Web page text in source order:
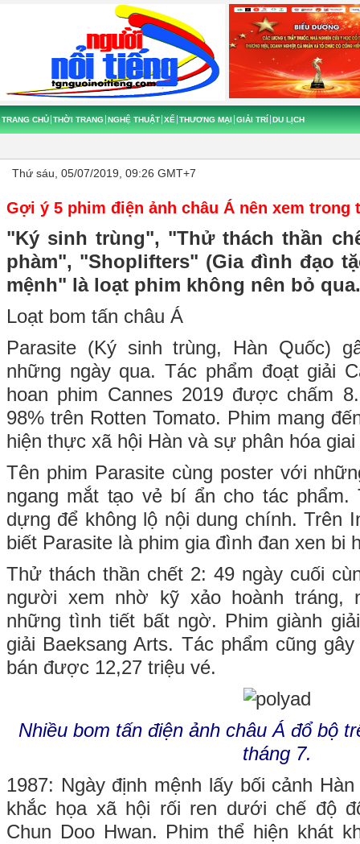
TRANG CHỦ THỜI TRANG NGHỆ THUẬT XẾ THƯƠNG MẠI GIẢI TRÍ DU LỊCH
Thứ sáu, 05/07/2019, 09:26 GMT+7
Gợi ý 5 phim điện ảnh châu Á nên xem trong
"Ký sinh trùng", "Thử thách thần
phàm", "Shoplifters" (Gia đình đạo
mệnh" là loạt phim không nên bỏ qua.
Loạt bom tấn châu Á
Parasite (Ký sinh trùng, Hàn Quốc)
những ngày qua. Tác phẩm đoạt giải
hoan phim Cannes 2019 được chấm
98% trên Rotten Tomato. Phim mang
hiện thực xã hội Hàn và sự phân hóa
Tên phim Parasite cùng poster với
ngang mắt tạo vẻ bí ẩn cho tác phẩm.
dựng để không lộ nội dung chính. Trên
biết Parasite là phim gia đình đan xen bi
Thử thách thần chết 2: 49 ngày cuối
người xem nhờ kỹ xảo hoành tráng,
những tình tiết bất ngờ. Phim giành
giải Baeksang Arts. Tác phẩm cũng
bán được 12,27 triệu vé.
Nhiều bom tấn điện ảnh châu Á đổ bộ
tháng 7.
1987: Ngày định mệnh lấy bối cảnh
khắc họa xã hội rối ren dưới chế độ
Chun Doo Hwan. Phim thể hiện khát